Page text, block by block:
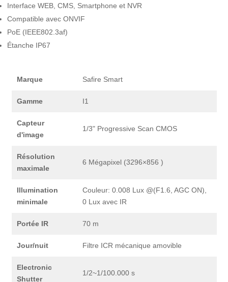
Interface WEB, CMS, Smartphone et NVR
Compatible avec ONVIF
PoE (IEEE802.3af)
Étanche IP67
Marque Safire Smart
Gamme I1
Capteur
d'image
1/3" Progressive Scan CMOS
Résolution
maximale
6 Mégapixel (3296×856 )
Illumination
minimale
Couleur: 0.008 Lux @(F1.6, AGC ON),
0 Lux avec IR
Portée IR 70 m
Jour/nuit Filtre ICR mécanique amovible
Electronic
Shutter
1/2~1/100.000 s